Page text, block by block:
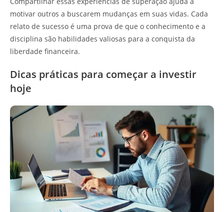
motivar outros a buscarem mudanças em suas vidas. Cada
relato de sucesso é uma prova de que o conhecimento e a
disciplina são habilidades valiosas para a conquista da
liberdade financeira.
Dicas práticas para começar a investir
hoje